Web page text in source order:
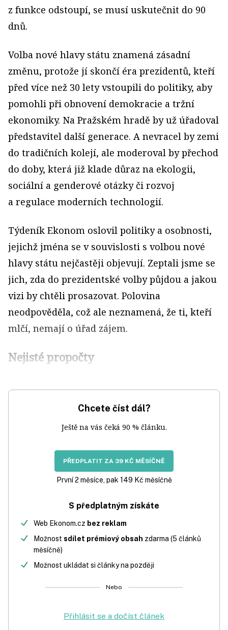
z funkce odstoupí, se musí uskutečnit do 90
dnů.
Volba nové hlavy státu znamená zásadní
změnu, protože jí skončí éra prezidentů, kteří
před více než 30 lety vstoupili do politiky, aby
pomohli při obnovení demokracie a tržní
ekonomiky. Na Pražském hradě by už úřadoval
představitel další generace. A nevracel by zemi
do tradičních kolejí, ale moderoval by přechod
do doby, která již klade důraz na ekologii,
sociální a genderové otázky či rozvoj
a regulace moderních technologií.
Týdeník Ekonom oslovil politiky a osobnosti,
jejichž jména se v souvislosti s volbou nové
hlavy státu nejčastěji objevují. Zeptali jsme se
jich, zda do prezidentské volby půjdou a jakou
vizi by chtěli prosazovat. Polovina
neodpověděla, což ale neznamená, že ti, kteří
mlčí, nemají o úřad zájem.
Nejisté propočty
Chcete číst dál?
Ještě na vás čeká 90 % článku.
PŘEDPLATIT ZA 39 KČ MĚSÍČNĚ
První 2 měsíce, pak 149 Kč měsíčně
S předplatným získáte
Web Ekonom.cz bez reklam
Možnost sdílet prémiový obsah zdarma (5 článků
měsíčně)
Možnost ukládat si články na později
Nebo
Přihlásit se a dočíst článek